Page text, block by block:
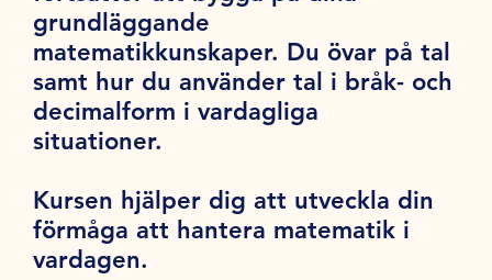
grundläggande
matematikkunskaper. Du övar på tal
samt hur du använder tal i bråk- och
decimalform i vardagliga
situationer.
Kursen hjälper dig att utveckla din
förmåga att hantera matematik i
vardagen.